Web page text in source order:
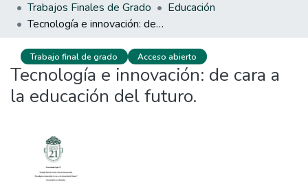
Trabajos Finales de Grado
Educación
Tecnología e innovación: de cara a la educación del futuro.
Trabajo final de grado Acceso abierto
Tecnología e innovación: de cara a
la educación del futuro.